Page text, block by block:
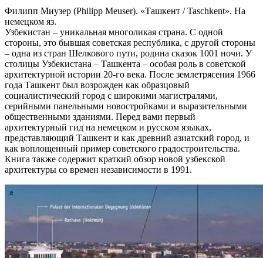
Филипп Миузер (Philipp Meuser). «Ташкент / Taschkent». На
немецком яз.
Узбекистан – уникальная многоликая страна. С одной
стороны, это бывшая советская республика, с другой стороны
– одна из стран Шелкового пути, родина сказок 1001 ночи. У
столицы Узбекистана – Ташкента – особая роль в советской
архитектурной истории 20-го века. После землетрясения 1966
года Ташкент был возрожден как образцовый
социалистический город с широкими магистралями,
серийными панельными новостройками и выразительными
общественными зданиями. Перед вами первый
архитектурный гид на немецком и русском языках,
представляющий Ташкент и как древний азиатский город, и
как воплощенный пример советского градостроительства.
Книга также содержит краткий обзор новой узбекской
архитектуры со времен независимости в 1991.